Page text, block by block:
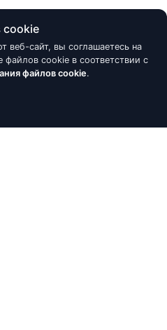
Скидка -11%
cookie
веб-сайт, вы соглашаетесь на
файлов cookie в соответствии с
файлов cookie.